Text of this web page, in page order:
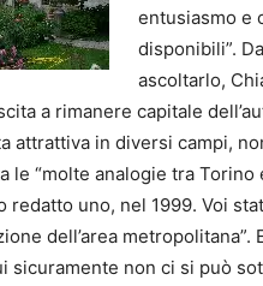
entusiasmo e
disponibili”.
ascoltarlo,
a rimanere capitale
attrattiva in diversi campi,
le “molte analogie tra
redatto uno, nel 1999. Voi
dell’area metropolitana”.
sicuramente non ci si può